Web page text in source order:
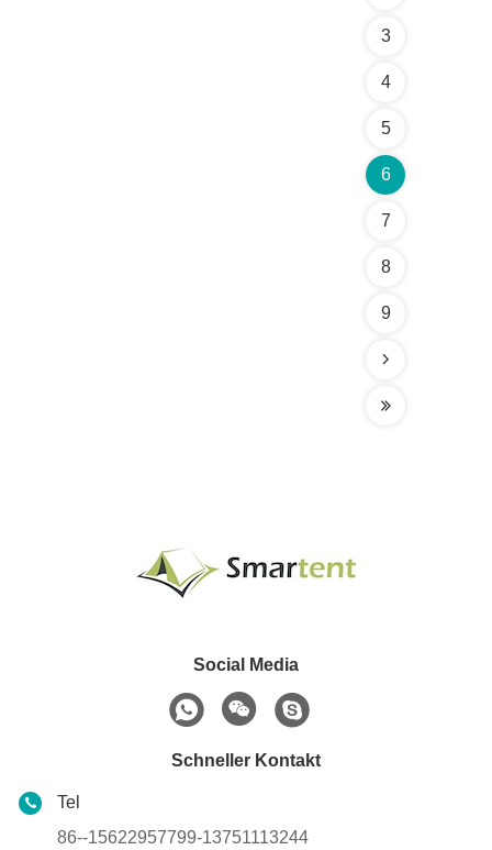
3
4
5
6
7
8
9
Social Media
Schneller Kontakt
Tel
86--15622957799-13751113244